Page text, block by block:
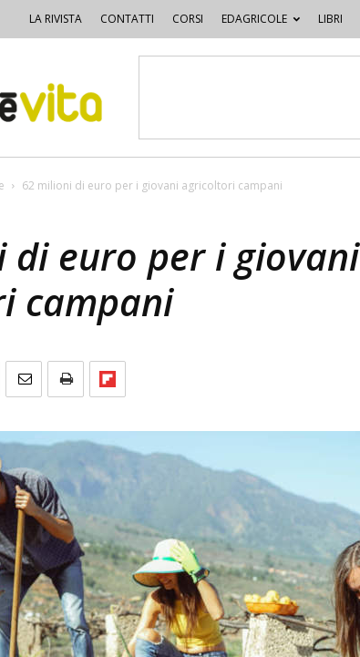
LA RIVISTA CONTATTI CORSI EDAGRICOLE LIBRI
62 milioni di euro per i giovani agricoltori campani
di euro per i giovani
campani